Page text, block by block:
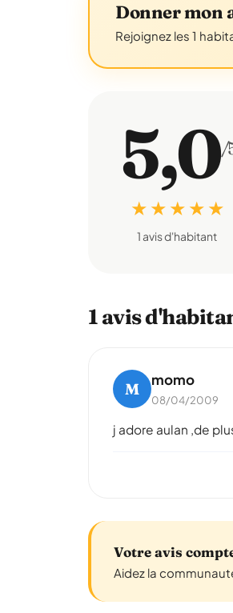
Donner mon
Rejoignez les 1
5,0/
★ ★ ★ ★ ★
1 avis d'habitant
1 avis
M momo
08/04/2009
j adore aulan ,de
Votre avis
Aidez la